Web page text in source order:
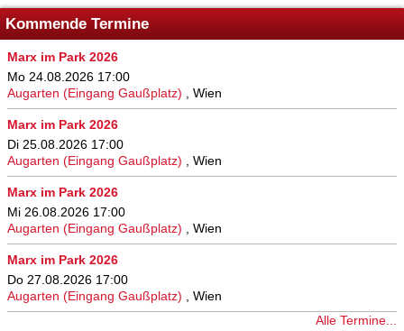
Kommende Termine
Marx im Park 2026
Mo 24.08.2026 17:00
Augarten (Eingang Gaußplatz) , Wien
Marx im Park 2026
Di 25.08.2026 17:00
Augarten (Eingang Gaußplatz) , Wien
Marx im Park 2026
Mi 26.08.2026 17:00
Augarten (Eingang Gaußplatz) , Wien
Marx im Park 2026
Do 27.08.2026 17:00
Augarten (Eingang Gaußplatz) , Wien
Alle Termine...